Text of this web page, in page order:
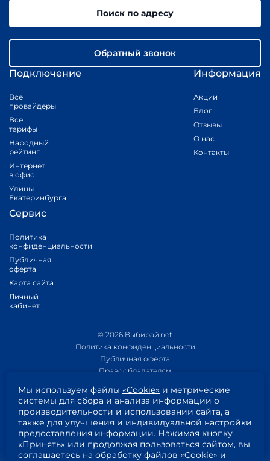
Подключение
Все
провайдеры
Все
тарифы
Народный
рейтинг
Интернет
в офис
Улицы
Екатеринбурга
Информация
Акции
Блог
Отзывы
О нас
Контакты
Сервис
Политика
конфиденциальности
Публичная
оферта
Карта сайта
Личный
кабинет
Поиск по адресу
Обратный звонок
© 2026 Выбирай.net
Политика конфиденциальности
Публичная оферта
Правообладателям
Приложение 1
Приложение 2
Пользовательское соглашение
Согласие на обработку персональных данных
Мы используем файлы «Cookie» и метрические
системы для сбора и анализа информации о
производительности и использовании сайта, а
также для улучшения и индивидуальной настройки
предоставления информации. Нажимая кнопку
«Принять» или продолжая пользоваться сайтом, вы
соглашаетесь на обработку файлов «Cookie» и